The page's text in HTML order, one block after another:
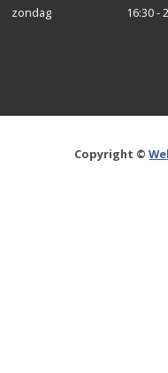
zondag
16:30 -
Copyright ©